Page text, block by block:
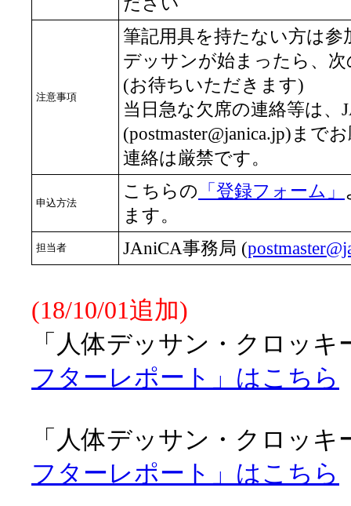
注意事項
筆記用具を持たない方は参
デッサンが始まったら、
(お待ちいただきます)
当日急な欠席の連絡等は、
(postmaster@janica.jp)まで
連絡は厳禁です。
申込方法
こちらの 「登録フォーム」
ます。
担当者 JAniCA事務局 (
(18/10/01追加)
「人体デッサン・クロッキ
フターレポート」はこちら
「人体デッサン・クロッキ
フターレポート」はこちら